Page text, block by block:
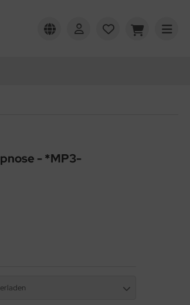
- *MP3-